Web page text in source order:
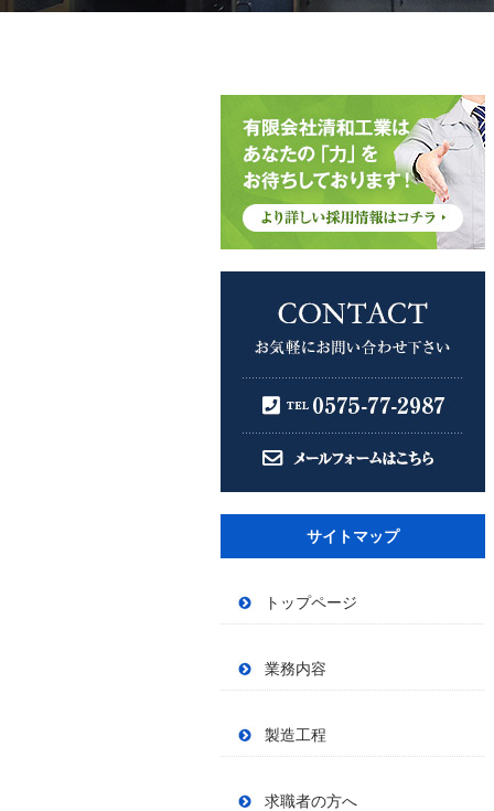
サイトマップ
トップページ
業務内容
製造工程
求職者の方へ